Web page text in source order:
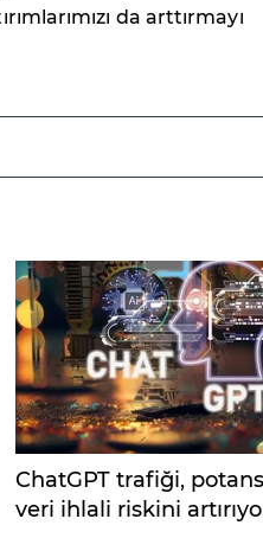
da arttırmayı
ChatGPT trafiği,
veri ihlali riskini